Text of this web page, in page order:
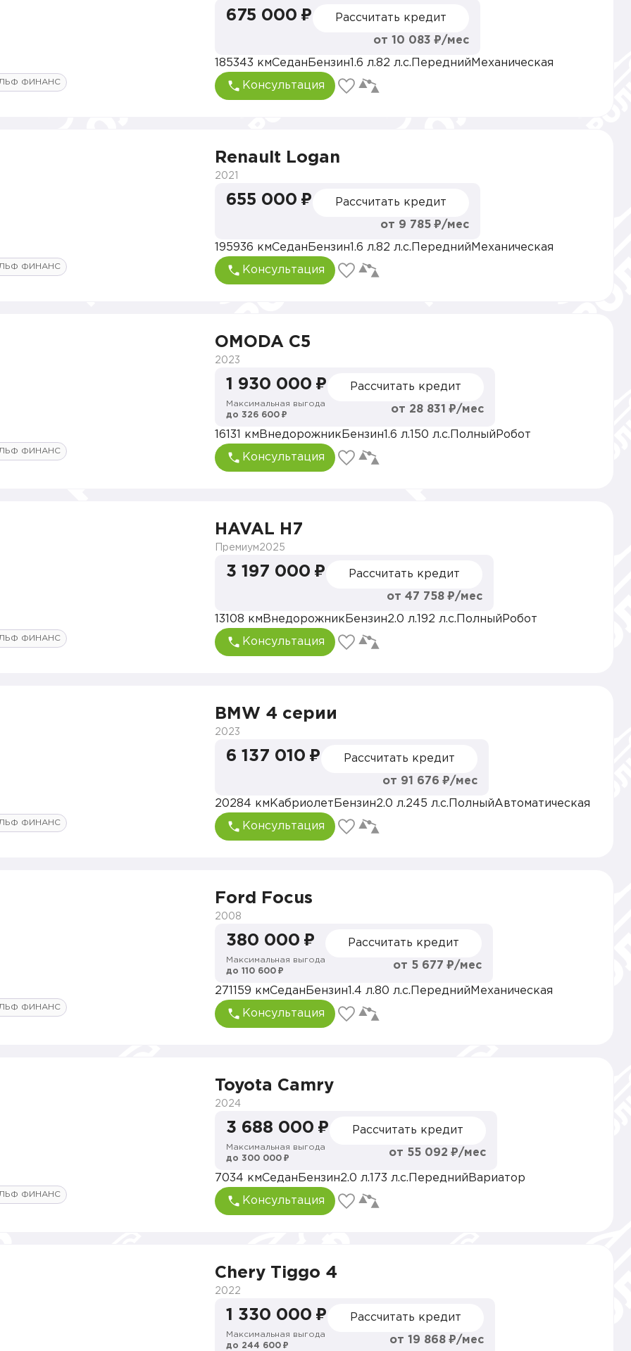
ФИНАНС
675 000 ₽ Рассчитать кредит
от 10 083 ₽/мес
185343 кмСедан Бензин 1.6 л.82 л.с. Передний Механическая
Консультация
ФИНАНС
Renault Logan
2021
655 000 ₽ Рассчитать кредит
от 9 785 ₽/мес
195936 кмСедан Бензин 1.6 л.82 л.с. Передний Механическая
Консультация
ФИНАНС
OMODA C5
2023
1 930 000 ₽
Максимальная выгода
до 326 600 ₽
Рассчитать кредит
от 28 831 ₽/мес
16131 км Внедорожник Бензин 1.6 л. 150 л.с. Полный Робот
Консультация
ФИНАНС
HAVAL H7
Премиум2025
3 197 000 ₽ Рассчитать кредит
от 47 758 ₽/мес
13108 км Внедорожник Бензин2.0 л. 192 л.с. Полный Робот
Консультация
ФИНАНС
BMW 4 серии
2023
6 137 010 ₽ Рассчитать кредит
от 91 676 ₽/мес
20284 км Кабриолет Бензин2.0 л.245 л.с. ПолныйАвтоматическая
Консультация
ФИНАНС
Ford Focus
2008
380 000 ₽
Максимальная выгода
до 110 600 ₽
Рассчитать кредит
от 5 677 ₽/мес
271159 кмСедан Бензин 1.4 л.80 л.с. Передний Механическая
Консультация
ФИНАНС
Toyota Camry
2024
3 688 000 ₽
Максимальная выгода
до 300 000 ₽
Рассчитать кредит
от 55 092 ₽/мес
7034 кмСедан Бензин2.0 л. 173 л.с. Передний Вариатор
Консультация
Chery Tiggo 4
2022
1 330 000 ₽
Максимальная выгода
до 244 600 ₽
Рассчитать кредит
от 19 868 ₽/мес